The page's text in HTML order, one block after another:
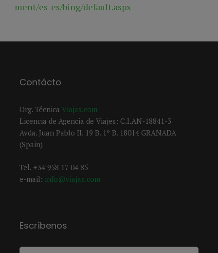
ment/es-es/bing/default.aspx
Contácto
Org. Técnica Viajas.com
Licencia de Agencia de Viajes: C.I.AN-18841-3
Avda. Juan Pablo II. 19 B. 1º B. 18014 GRANADA
(Spain)
Tel. +34 958 17 04 85
e-mail: info@viajas.com
Escríbenos